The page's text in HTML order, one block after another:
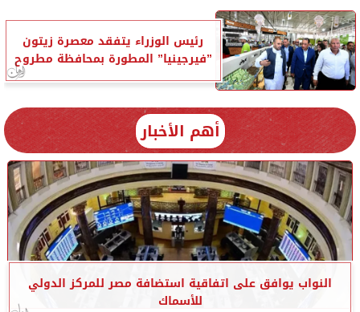
رئيس الوزراء يتفقد معصرة زيتون
”فيرجينيا” المطورة بمحافظة مطروح
أهم الأخبار
النواب يوافق على اتفاقية استضافة مصر للمركز الدولي
للأسماك